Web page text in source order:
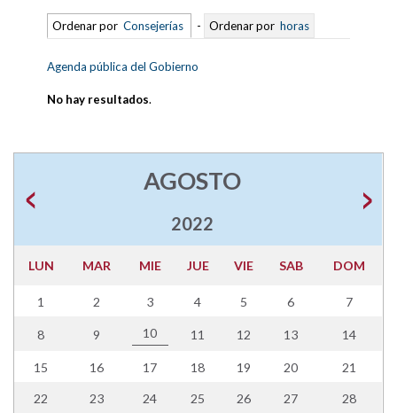
Ordenar por Consejerías - Ordenar por horas
Agenda pública del Gobierno
No hay resultados.
AGOSTO
2022
LUN MAR MIE JUE VIE SAB DOM
1 2 3 4 5 6 7
8 9 10 11 12 13 14
15 16 17 18 19 20 21
22 23 24 25 26 27 28